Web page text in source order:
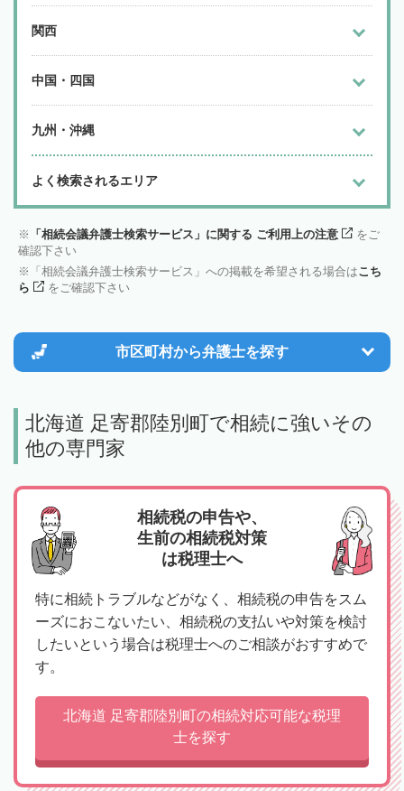
関西
中国・四国
九州・沖縄
よく検索されるエリア
「相続会議弁護士検索サービス」に関する ご利用上の注意
をご
確認下さい
「相続会議弁護士検索サービス」への掲載を希望される場合はこち
ら
をご確認下さい
市区町村から弁護士を探す
北海道 足寄郡陸別町で相続に強いその
他の専門家
相続税の申告や、
生前の相続税対策
は税理士へ
特に相続トラブルなどがなく、相続税の申告をスム
ーズにおこないたい、相続税の支払いや対策を検討
したいという場合は税理士へのご相談がおすすめで
す。
北海道 足寄郡陸別町の相続対応可能な税理
士を探す